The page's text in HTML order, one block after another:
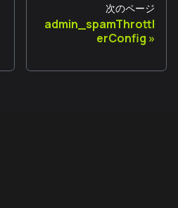
次のページ
admin_spamThrottl
erConfig